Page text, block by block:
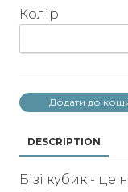
Колір
Додати до
DESCRIPTION
Бізі кубик - це